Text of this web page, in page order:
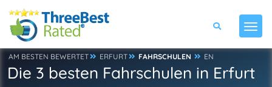
AM BESTEN BEWERTET ERFURT FAHRSCHULEN EN
Die 3 besten Fahrschulen in Erfurt